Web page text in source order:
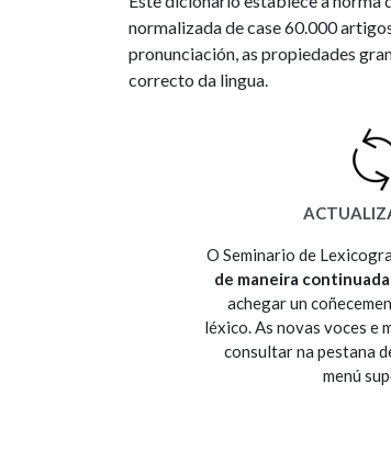
Remata por
OUTRAS OPCIÓNS DE
Marcas gramaticais
normalizada de case 60.000
pronunciación, as propiedades
correcto da lingua.
O Seminario de
de maneira continuada
achegar un
léxico. As novas voces e
consultar na pestana
menú